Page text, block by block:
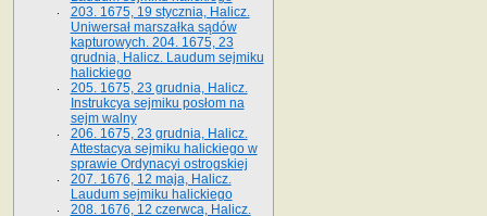
203. 1675, 19 stycznia, Halicz.
Uniwersał marszałka sądów
kapturowych. 204. 1675, 23
grudnia, Halicz. Laudum sejmiku
halickiego
205. 1675, 23 grudnia, Halicz.
Instrukcya sejmiku posłom na
sejm walny
206. 1675, 23 grudnia, Halicz.
Attestacya sejmiku halickiego w
sprawie Ordynacyi ostrogskiej
207. 1676, 12 maja, Halicz.
Laudum sejmiku halickiego
208. 1676, 12 czerwca, Halicz.